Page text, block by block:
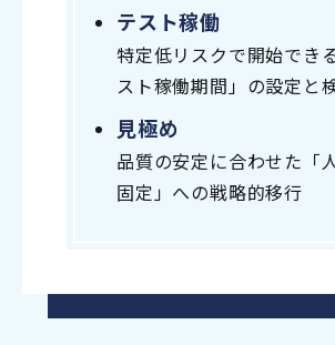
テスト稼働
特定低リスクで開始でき
スト稼働期間」の設定と
見極め
品質の安定に合わせた「
固定」への戦略的移行